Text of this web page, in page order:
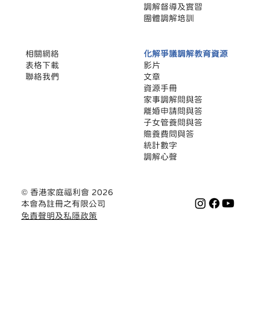
調解督導及實習
團體調解培訓
化解爭議調解教育資源
影片
文章
​資源手冊
家事調解問與答
離婚申請問與答
子女管養問與答
贍養費問與答
統計數字
調解心聲
相關網絡
​表格下載
聯絡我們
© 香港家庭福利會 2026
本會為註冊之有限公司
免責聲明及私隱政策